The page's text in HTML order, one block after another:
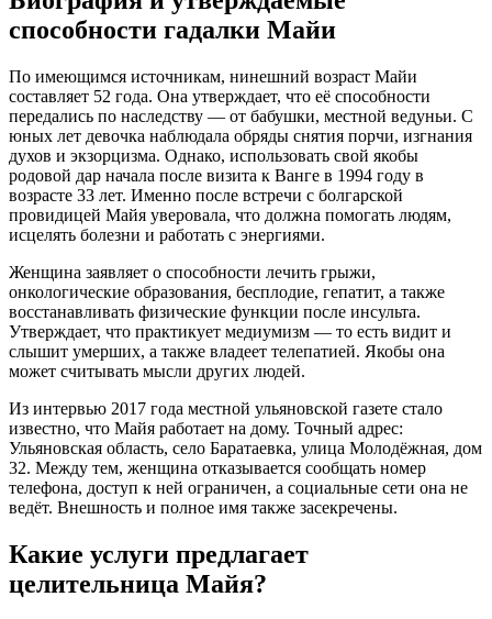
способности гадалки Майи
По имеющимся источникам, нинешний возраст Майи
составляет 52 года. Она утверждает, что её способности
передались по наследству — от бабушки, местной ведуньи. С
юных лет девочка наблюдала обряды снятия порчи, изгнания
духов и экзорцизма. Однако, использовать свой якобы
родовой дар начала после визита к Ванге в 1994 году в
возрасте 33 лет. Именно после встречи с болгарской
провидицей Майя уверовала, что должна помогать людям,
исцелять болезни и работать с энергиями.
Женщина заявляет о способности лечить грыжи,
онкологические образования, бесплодие, гепатит, а также
восстанавливать физические функции после инсульта.
Утверждает, что практикует медиумизм — то есть видит и
слышит умерших, а также владеет телепатией. Якобы она
может считывать мысли других людей.
Из интервью 2017 года местной ульяновской газете стало
известно, что Майя работает на дому. Точный адрес:
Ульяновская область, село Баратаевка, улица Молодёжная, дом
32. Между тем, женщина отказывается сообщать номер
телефона, доступ к ней ограничен, а социальные сети она не
ведёт. Внешность и полное имя также засекречены.
Какие услуги предлагает
целительница Майя?